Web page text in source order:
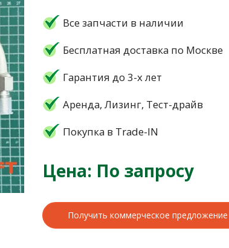
Все запчасти в наличии
Бесплатная доставка по Москве
Гарантия до 3-х лет
Аренда, Лизинг, Тест-драйв
Покупка в Trade-IN
Цена: По запросу
Получить коммерческое предложение